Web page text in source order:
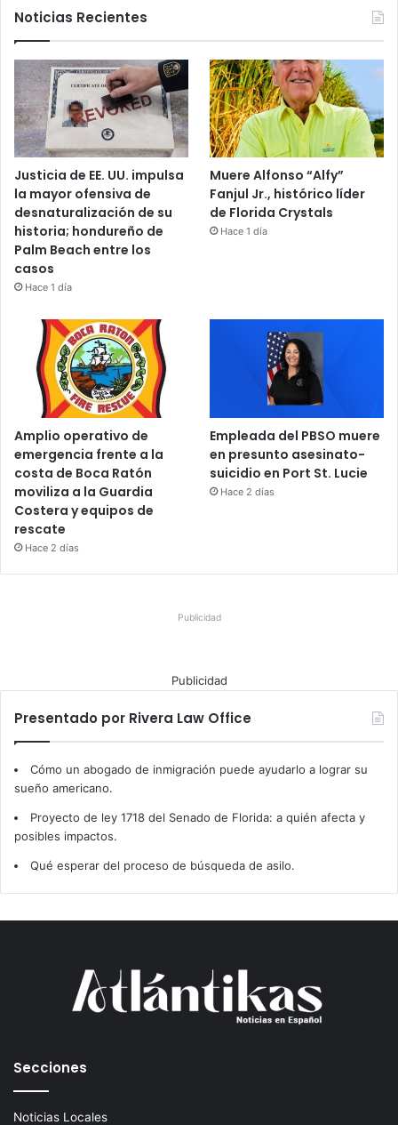
Noticias Recientes
Justicia de EE. UU. impulsa
la mayor ofensiva de
desnaturalización de su
historia; hondureño de
Palm Beach entre los
casos
Hace 1 día
Muere Alfonso “Alfy”
Fanjul Jr., histórico líder
de Florida Crystals
Hace 1 día
Amplio operativo de
emergencia frente a la
costa de Boca Ratón
moviliza a la Guardia
Costera y equipos de
rescate
Hace 2 días
Empleada del PBSO muere
en presunto asesinato-
suicidio en Port St. Lucie
Hace 2 días
Publicidad
Publicidad
Presentado por Rivera Law Office
Cómo un abogado de inmigración puede ayudarlo a lograr su
sueño americano.
Proyecto de ley 1718 del Senado de Florida: a quién afecta y
posibles impactos.
Qué esperar del proceso de búsqueda de asilo.
Secciones
Noticias Locales